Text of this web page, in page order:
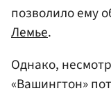
позволило ему
Лемье.
Однако,
«Вашингтон»